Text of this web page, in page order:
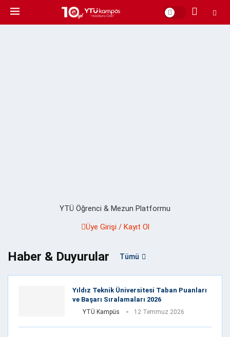
YTÜ Öğrenci & Mezun Platformu
Üye Girişi / Kayıt Ol
Haber & Duyurular Tümü
Yıldız Teknik Üniversitesi Taban Puanları
ve Başarı Sıralamaları 2026
YTÜ Kampüs 12 Temmuz 2026